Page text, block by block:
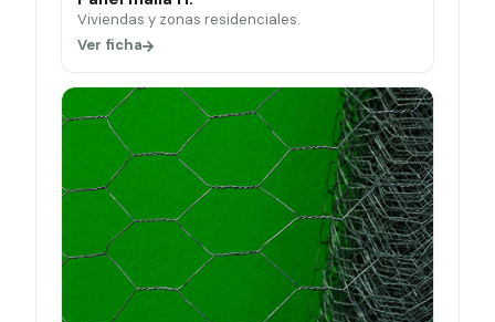
Viviendas y zonas residenciales.
Ver ficha